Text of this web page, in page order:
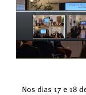
Nos dias 17 e 18